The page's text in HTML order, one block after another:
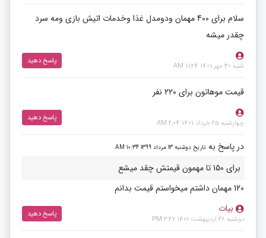
سلام برای 400 مهمان ودومدل غذا وخدمات اتیش بازی ومه سرد
چقدر میشه
شنبه 30 مهر 1401 11:24 AM
پاسخ دهید
قیمت موهاتون برای ۲۲۰ نفر
چهارشنبه 25 خرداد 1401 2:04 AM
پاسخ دهید
در پاسخ به تاریخ دوشنبه 13 مرداد 1399 10:34 AM
برای ۱۵۰ تا مهمون قیمتش چقد میشع
120 مهمان داشتم میخواستم قیمت بدانم
بیات
دوشنبه 26 اردیبهشت 1401 3:27 PM
پاسخ دهید